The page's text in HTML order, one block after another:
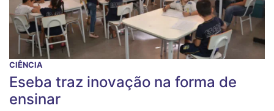
CIÊNCIA
Eseba traz inovação na forma de
ensinar